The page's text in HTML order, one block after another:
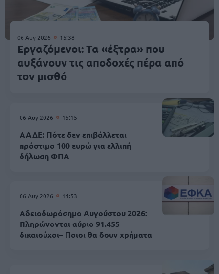
06 Αυγ 2026 15:38
Εργαζόμενοι: Τα «έξτρα» που
αυξάνουν τις αποδοχές πέρα από
τον μισθό
06 Αυγ 2026 15:15
ΑΑΔΕ: Πότε δεν επιβάλλεται
πρόστιμο 100 ευρώ για ελλιπή
δήλωση ΦΠΑ
06 Αυγ 2026 14:53
Αδειοδωρόσημο Αυγούστου 2026:
Πληρώνονται αύριο 91.455
δικαιούχοι– Ποιοι θα δουν χρήματα